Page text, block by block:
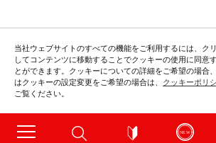
当社ウェブサイトのすべての機能をご利用するには、ク
してコンテンツに移動することでクッキーの使用に同意
とができます。クッキーについての詳細をご希望の場合
はクッキーの設定変更をご希望の場合は、 クッキーポリ
ご覧ください。